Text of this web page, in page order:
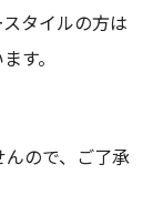
タイルの方は
ます。
ので、ご了承